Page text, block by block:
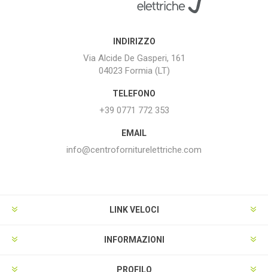
INDIRIZZO
Via Alcide De Gasperi, 161
04023 Formia (LT)
TELEFONO
+39 0771 772 353
EMAIL
info@centroforniturelettriche.com
LINK VELOCI
INFORMAZIONI
PROFILO